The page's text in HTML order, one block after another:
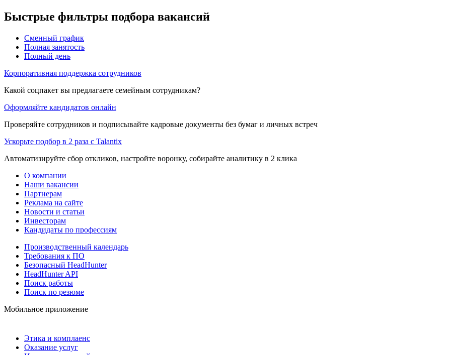
Быстрые фильтры подбора вакансий
Сменный график
Полная занятость
Полный день
Корпоративная поддержка сотрудников
Какой соцпакет вы предлагаете семейным сотрудникам?
Оформляйте кандидатов онлайн
Проверяйте сотрудников и подписывайте кадровые документы без бумаг и личных встреч
Ускорьте подбор в 2 раза с Talantix
Автоматизируйте сбор откликов, настройте воронку, собирайте аналитику в 2 клика
О компании
Наши вакансии
Партнерам
Реклама на сайте
Новости и статьи
Инвесторам
Кандидаты по профессиям
Производственный календарь
Требования к ПО
Безопасный HeadHunter
HeadHunter API
Поиск работы
Поиск по резюме
Мобильное приложение
Этика и комплаенс
Оказание услуг